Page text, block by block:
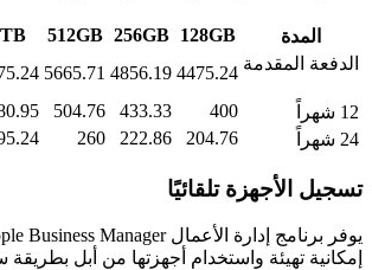
المدة 128GB
256GB
512GB
الدفعة المقدمة 4475.24
4856.19
5665.71
12 شهراً
400
433.33
504.76
24 شهراً
204.76
222.86
260
تسجيل الأجهزة تلقائيًا
إمكانية تهيئة واستخدام أجهزتها من أبل